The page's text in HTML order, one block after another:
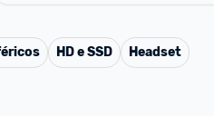
HD e SSD Headset